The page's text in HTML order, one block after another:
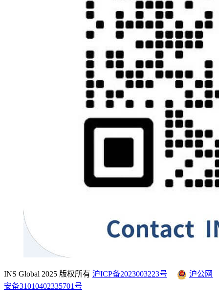
INS Global 2025 版权所有 沪ICP备2023003223号
沪公网
安备31010402335701号